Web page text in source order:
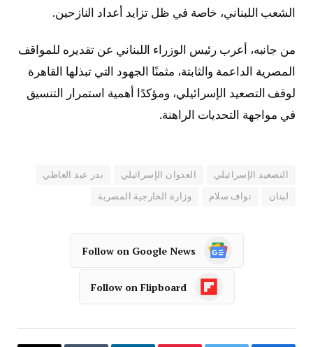
الشعب اللبناني، خاصة في ظل تزايد أعداد النازحين.
من جانبه، أعرب رئيس الوزراء اللبناني عن تقديره للمواقف
المصرية الداعمة والثابتة، مثمنًا الجهود التي تبذلها القاهرة
لوقف التصعيد الإسرائيلي، ومؤكدًا أهمية استمرار التنسيق
في مواجهة التحديات الراهنة.
التصعيد الإسرائيلي العدوان الإسرائيلي بدر عبد العاطي
لبنان نواف سلام وزارة الخارجية المصرية
Follow on Google News
Follow on Flipboard